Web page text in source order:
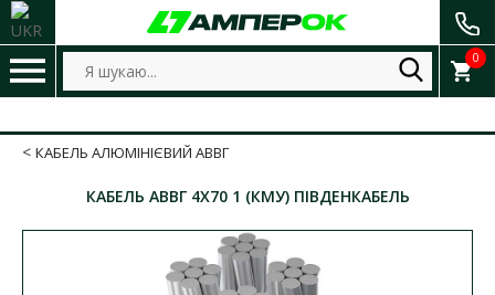
0
КАБЕЛЬ АЛЮМІНІЄВИЙ АВВГ
КАБЕЛЬ АВВГ 4Х70 1 (КМУ) ПІВДЕНКАБЕЛЬ